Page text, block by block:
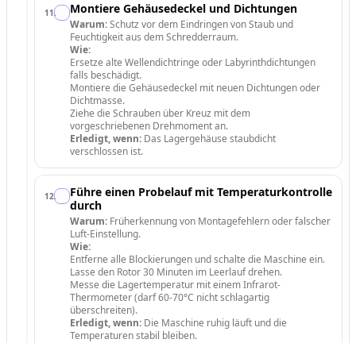
11. Montiere Gehäusedeckel und Dichtungen
Warum:Schutz vor dem Eindringen von Staub und
Feuchtigkeit aus dem Schredderraum.
Wie:
Ersetze alte Wellendichtringe oder Labyrinthdichtungen
falls beschädigt.
Montiere die Gehäusedeckel mit neuen Dichtungen oder
Dichtmasse.
Ziehe die Schrauben über Kreuz mit dem
vorgeschriebenen Drehmoment an.
Erledigt, wenn: Das Lagergehäuse staubdicht
verschlossen ist.
12.
Führe einen Probelauf mit Temperaturkontrolle
durch
Warum: Früherkennung von Montagefehlern oder falscher
Luft-Einstellung.
Wie:
Entferne alle Blockierungen und schalte die Maschine ein.
Lasse den Rotor 30 Minuten im Leerlauf drehen.
Messe die Lagertemperatur mit einem Infrarot-
Thermometer (darf 60-70°C nicht schlagartig
überschreiten).
Erledigt, wenn: Die Maschine ruhig läuft und die
Temperaturen stabil bleiben.